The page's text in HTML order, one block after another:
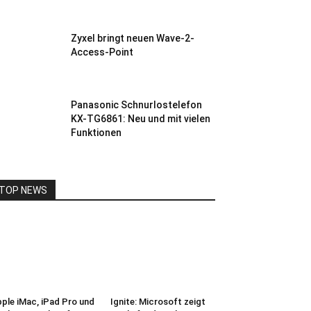
Zyxel bringt neuen Wave-2-
Access-Point
Panasonic Schnurlostelefon
KX-TG6861: Neu und mit vielen
Funktionen
NEWS
iMac, iPad Pro und
Ignite: Microsoft zeigt